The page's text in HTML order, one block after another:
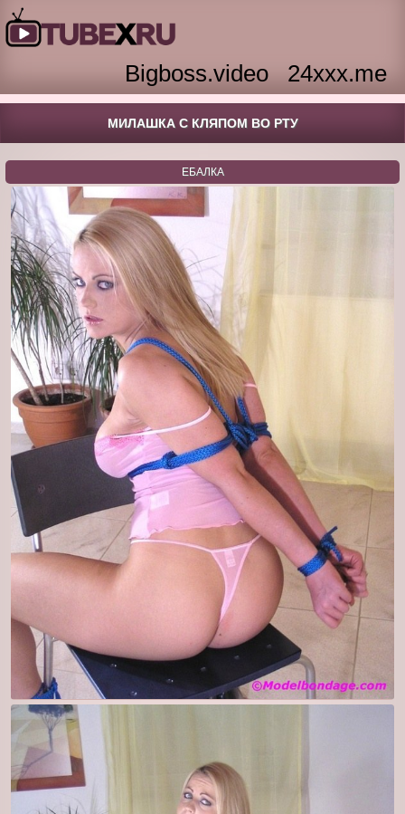
Bigboss.video 24xxx.me
МИЛАШКА С КЛЯПОМ ВО РТУ
ЕБАЛКА